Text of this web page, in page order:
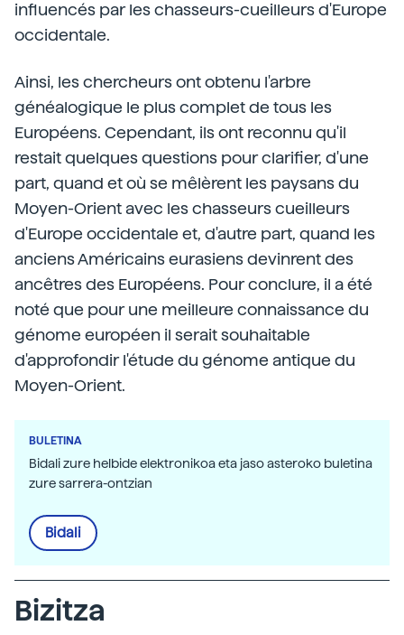
influencés par les chasseurs-cueilleurs d'Europe
occidentale.
Ainsi, les chercheurs ont obtenu l'arbre
généalogique le plus complet de tous les
Européens. Cependant, ils ont reconnu qu'il
restait quelques questions pour clarifier, d'une
part, quand et où se mêlèrent les paysans du
Moyen-Orient avec les chasseurs cueilleurs
d'Europe occidentale et, d'autre part, quand les
anciens Américains eurasiens devinrent des
ancêtres des Européens. Pour conclure, il a été
noté que pour une meilleure connaissance du
génome européen il serait souhaitable
d'approfondir l'étude du génome antique du
Moyen-Orient.
BULETINA
Bidali zure helbide elektronikoa eta jaso asteroko buletina
zure sarrera-ontzian
Bidali
Bizitza